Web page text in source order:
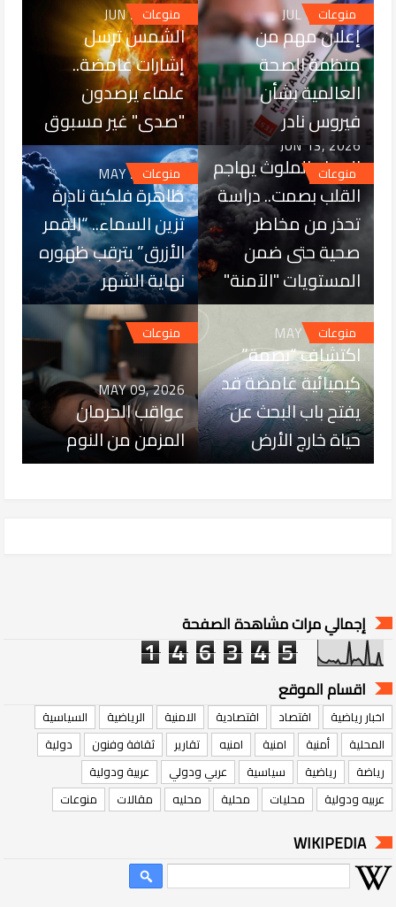
منوعات
JUL 02, 2026
إعلان مهم من
منظمة الصحة
العالمية بشأن
فيروس نادر
منوعات
JUN 20, 2026
الشمس ترسل
إشارات غامضة..
علماء يرصدون
"صدى" غير مسبوق
منوعات
JUN 13, 2026
الهواء الملوث يهاجم
القلب بصمت.. دراسة
تحذر من مخاطر
صحية حتى ضمن
المستويات "الآمنة"
منوعات
MAY 27, 2026
ظاهرة فلكية نادرة
تزين السماء.. “القمر
الأزرق” يترقب ظهوره
نهاية الشهر
منوعات
MAY 16, 2026
اكتشاف “بصمة”
كيميائية غامضة قد
يفتح باب البحث عن
حياة خارج الأرض
منوعات
MAY 09, 2026
عواقب الحرمان
المزمن من النوم
إجمالي مرات مشاهدة الصفحة
1 4 6 3 4 5
اقسام الموقع
اخبار رياضية اقتصاد اقتصادية الامنية الرياضية
السياسية
المحلية
أمنية امنية امنيه تقارير ثقافة وفنون
دولية
رياضة
رياضية سياسية عربي ودولي
عربية ودولية
عربيه ودولية
محليات محلية محليه مقالات منوعات
WIKIPEDIA